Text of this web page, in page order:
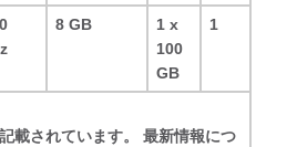
8 GB
1 x
100
GB
1
載されています。 最新情報につ